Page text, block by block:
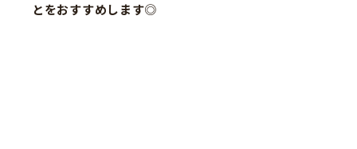
とをおすすめします◎